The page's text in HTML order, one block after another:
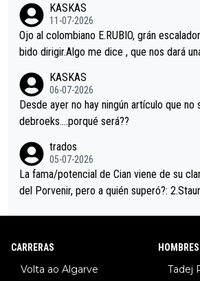
i sin pedalear, luego está el saludo con
mano de una manera muy fraternal, más
es en el hombro con que saludaba a
eta, a ver si por querer poner a Del Toro
ción de podio UAE y Pojacar se van
KASKAS
11-07-2026
Ojo al colombiano E.RUBIO, grán
bido dirigir.Algo me dice , que nos
KASKAS
06-07-2026
Desde ayer no hay ningún artículo que no se
debroeks….porqué será??
trados
05-07-2026
La fama/potencial de Cian viene de su
del Porvenir, pero a quién superó?:
CARRERAS
Volta ao Algarve
HOMBRES
Tadej